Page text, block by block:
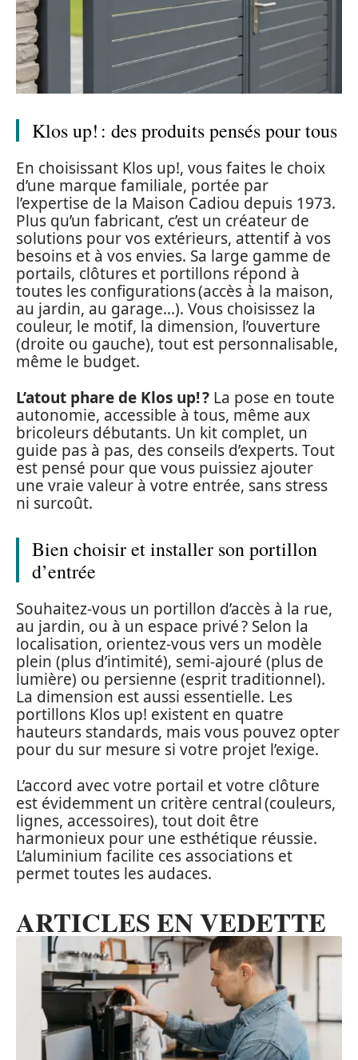
Klos up! : des produits pensés pour tous
En choisissant Klos up!, vous faites le choix
d’une marque familiale, portée par
l’expertise de la Maison Cadiou depuis 1973.
Plus qu’un fabricant, c’est un créateur de
solutions pour vos extérieurs, attentif à vos
besoins et à vos envies. Sa large gamme de
portails, clôtures et portillons répond à
toutes les configurations (accès à la maison,
au jardin, au garage…). Vous choisissez la
couleur, le motif, la dimension, l’ouverture
(droite ou gauche), tout est personnalisable,
même le budget.
L’atout phare de Klos up! ? La pose en toute
autonomie, accessible à tous, même aux
bricoleurs débutants. Un kit complet, un
guide pas à pas, des conseils d’experts. Tout
est pensé pour que vous puissiez ajouter
une vraie valeur à votre entrée, sans stress
ni surcoût.
Bien choisir et installer son portillon
d’entrée
Souhaitez-vous un portillon d’accès à la rue,
au jardin, ou à un espace privé ? Selon la
localisation, orientez-vous vers un modèle
plein (plus d’intimité), semi-ajouré (plus de
lumière) ou persienne (esprit traditionnel).
La dimension est aussi essentielle. Les
portillons Klos up! existent en quatre
hauteurs standards, mais vous pouvez opter
pour du sur mesure si votre projet l’exige.
L’accord avec votre portail et votre clôture
est évidemment un critère central (couleurs,
lignes, accessoires), tout doit être
harmonieux pour une esthétique réussie.
L’aluminium facilite ces associations et
permet toutes les audaces.
ARTICLES EN VEDETTE